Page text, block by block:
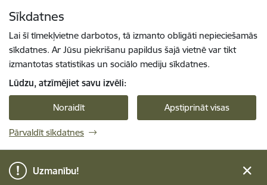
Sīkdatnes
Lai šī tīmekļvietne darbotos, tā izmanto obligāti nepieciešamās
sīkdatnes. Ar Jūsu piekrišanu papildus šajā vietnē var tikt
izmantotas statistikas un sociālo mediju sīkdatnes.
Lūdzu, atzīmējiet savu izvēli:
Noraidīt Apstiprināt visas
Pārvaldīt sīkdatnes
Uzmanību!